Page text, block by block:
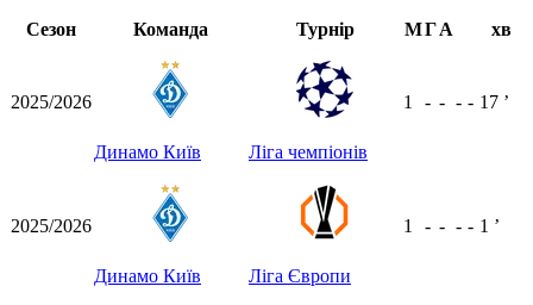
Сезон
Команда Турнір МГА хв
2025/2026
Динамо Київ Ліга чемпіонів
1 - - - - 17 ʼ
2025/2026
Динамо Київ Ліга Європи
1 - - - - 1 ʼ